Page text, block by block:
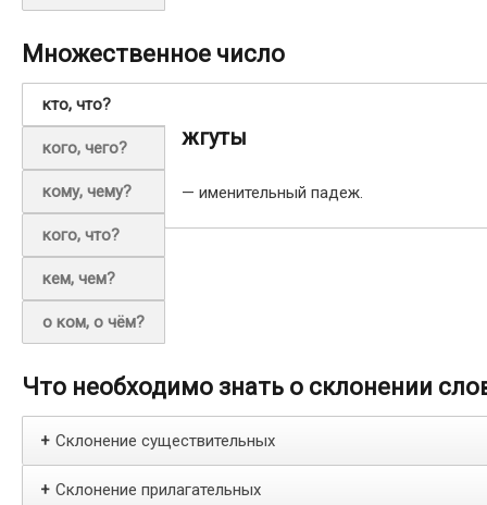
Множественное число
кто, что?
кого, чего?
кому, чему?
кого, что?
кем, чем?
о ком, о чём?
жгуты
— именительный падеж.
Что необходимо знать о склонении
+ Склонение существительных
+ Склонение прилагательных